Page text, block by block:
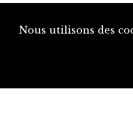
Nous utilisons des